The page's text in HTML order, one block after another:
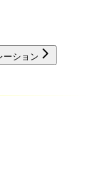
ーション